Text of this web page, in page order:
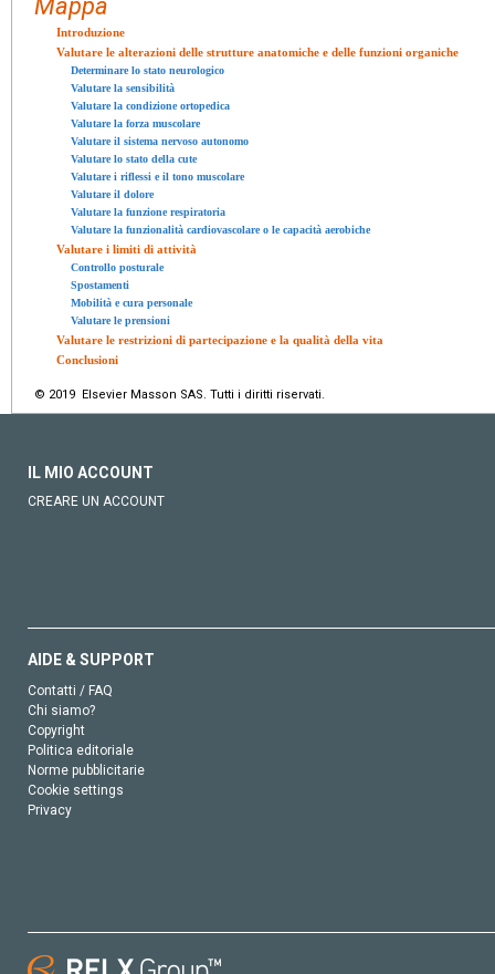
Mappa
Introduzione
Valutare le alterazioni delle strutture anatomiche e delle funzioni organiche
Determinare lo stato neurologico
Valutare la sensibilità
Valutare la condizione ortopedica
Valutare la forza muscolare
Valutare il sistema nervoso autonomo
Valutare lo stato della cute
Valutare i riflessi e il tono muscolare
Valutare il dolore
Valutare la funzione respiratoria
Valutare la funzionalità cardiovascolare o le capacità aerobiche
Valutare i limiti di attività
Controllo posturale
Spostamenti
Mobilità e cura personale
Valutare le prensioni
Valutare le restrizioni di partecipazione e la qualità della vita
Conclusioni
© 2019 Elsevier Masson SAS. Tutti i diritti riservati.
IL MIO ACCOUNT
CREARE UN ACCOUNT
AIDE & SUPPORT
Contatti / FAQ
Chi siamo?
Copyright
Politica editoriale
Norme pubblicitarie
Cookie settings
Privacy